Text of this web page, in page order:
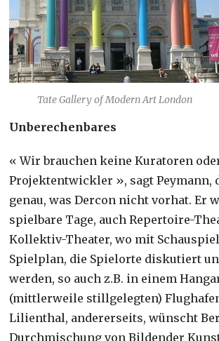
Tate Gallery of Modern Art London
Unberechenbares
« Wir brauchen keine Kuratoren
Projektentwickler », sagt Peymann,
genau, was Dercon nicht vorhat. Er
spielbare Tage, auch Repertoire-
Kollektiv-Theater, wo mit
Spielplan, die Spielorte diskutiert
werden, so auch z.B. in einem
(mittlerweile stillgelegten)
Lilienthal, andererseits, wünscht
Durchmischung von Bildender